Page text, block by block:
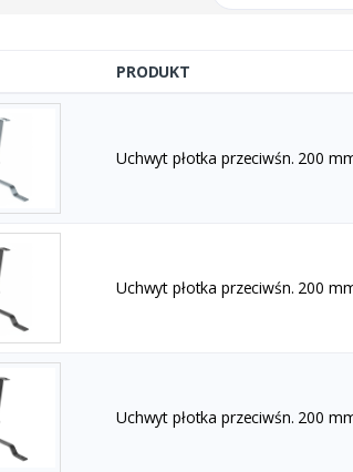
PRODUKT
Uchwyt płotka przeciwśn. 200
Uchwyt płotka przeciwśn. 200
Uchwyt płotka przeciwśn. 200